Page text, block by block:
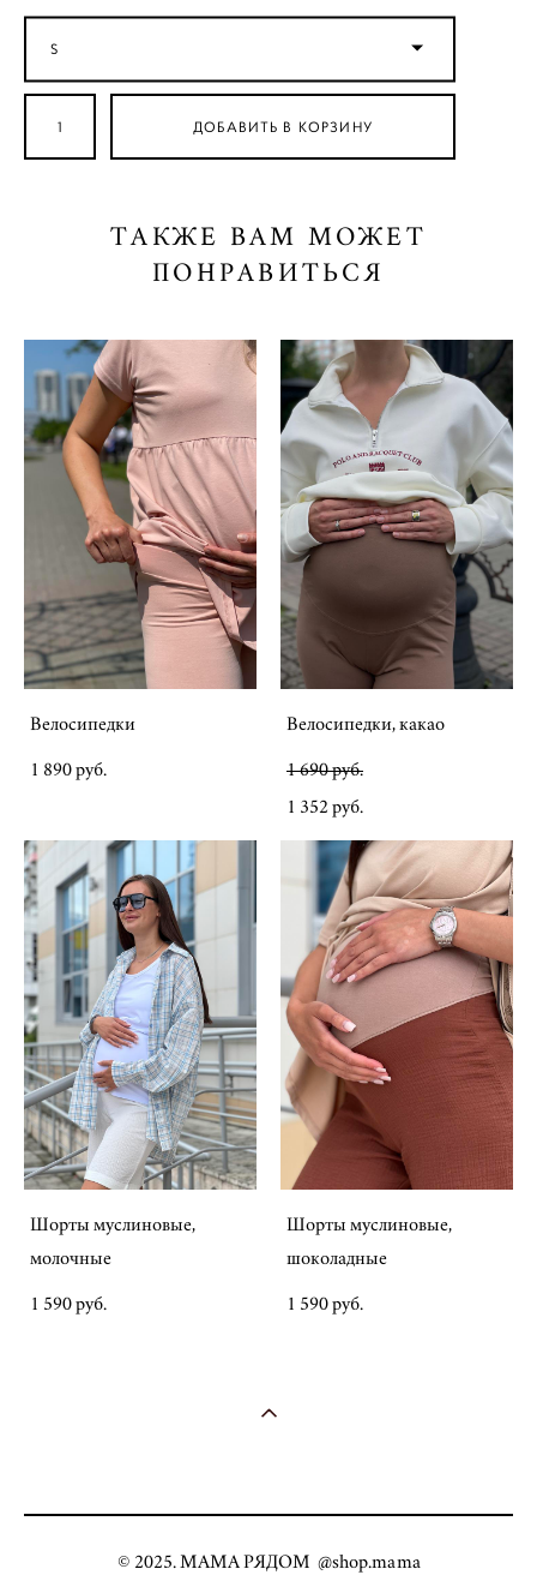
S
ДОБАВИТЬ В КОРЗИНУ
ТАКЖЕ ВАМ МОЖЕТ
ПОНРАВИТЬСЯ
Велосипедки
1 890 pуб.
Велосипедки, какао
1 690 pуб.
1 352 pуб.
Шорты муслиновые,
молочные
1 590 pуб.
Шорты муслиновые,
шоколадные
1 590 pуб.
© 2025. МАМА РЯДОМ @shop.mama